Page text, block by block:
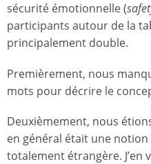
sécurité émotionnelle (
participants autour de la
principalement double.
Premièrement, nous
mots pour décrire le
Deuxièmement, nous
en général était une
totalement étrangère. J’en